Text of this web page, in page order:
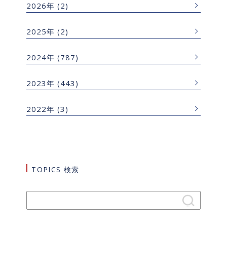
2026年 (2)
2025年 (2)
2024年 (787)
2023年 (443)
2022年 (3)
TOPICS 検索